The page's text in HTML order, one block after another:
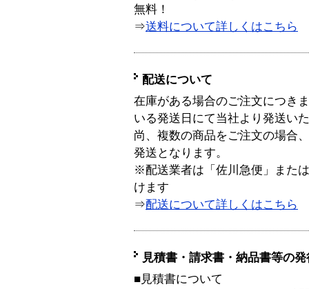
無料！
⇒送料について詳しくはこちら
配送について
在庫がある場合のご注文につき
いる発送日にて当社より発送い
尚、複数の商品をご注文の場合
発送となります。
※配送業者は「佐川急便」また
けます
⇒配送について詳しくはこちら
見積書・請求書・納品書等の
■見積書について